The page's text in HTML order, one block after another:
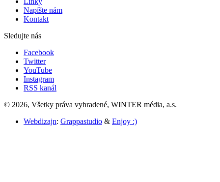
Napíšte nám
Kontakt
Sledujte nás
Facebook
Twitter
YouTube
Instagram
RSS kanál
© 2026, Všetky práva vyhradené, WINTER média, a.s.
Webdizajn: Grappastudio & Enjoy :)